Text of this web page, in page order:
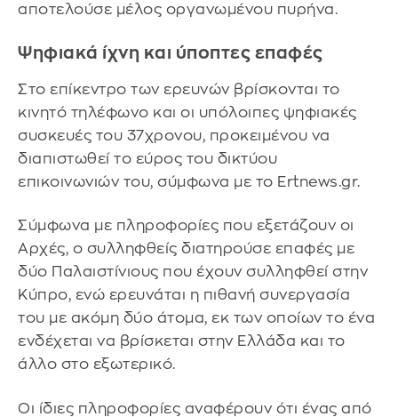
αποτελούσε μέλος οργανωμένου πυρήνα.
Ψηφιακά ίχνη και ύποπτες επαφές
Στο επίκεντρο των ερευνών βρίσκονται το
κινητό τηλέφωνο και οι υπόλοιπες ψηφιακές
συσκευές του 37χρονου, προκειμένου να
διαπιστωθεί το εύρος του δικτύου
επικοινωνιών του, σύμφωνα με το Ertnews.gr.
Σύμφωνα με πληροφορίες που εξετάζουν οι
Αρχές, ο συλληφθείς διατηρούσε επαφές με
δύο Παλαιστίνιους που έχουν συλληφθεί στην
Κύπρο, ενώ ερευνάται η πιθανή συνεργασία
του με ακόμη δύο άτομα, εκ των οποίων το ένα
ενδέχεται να βρίσκεται στην Ελλάδα και το
άλλο στο εξωτερικό.
Οι ίδιες πληροφορίες αναφέρουν ότι ένας από